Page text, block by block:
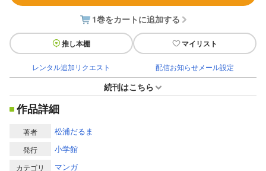
1巻をカートに追加する
推し本棚 マイリスト
レンタル追加リクエスト 配信お知らせメール設定
続刊はこちら
作品詳細
著者 松浦だるま
発行 小学館
カテゴリ マンガ